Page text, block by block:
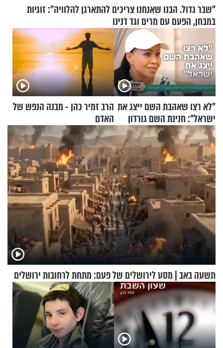
"שבר גדול. הבנו שאנחנו צריכים להתארגן להלוויה": זוגיות
במבחן, הפעם עם מרים וגד דנינו
"לא רצו שאהבת השם ייצג את
ישראל": חנינת השם גורדון
בריאיון מעורר השראה
הרב זמיר כהן - מבנה הנפש של
האדם
תשעה באב | מסע לירושלים של פעם: מתחת לרחובות ירושלים